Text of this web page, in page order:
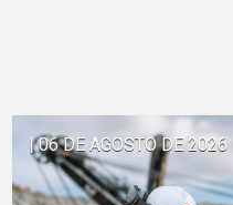
| 06 DE AGOSTO DE 2026